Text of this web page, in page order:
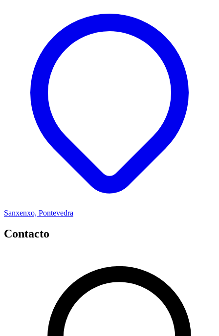
Sanxenxo, Pontevedra
Contacto